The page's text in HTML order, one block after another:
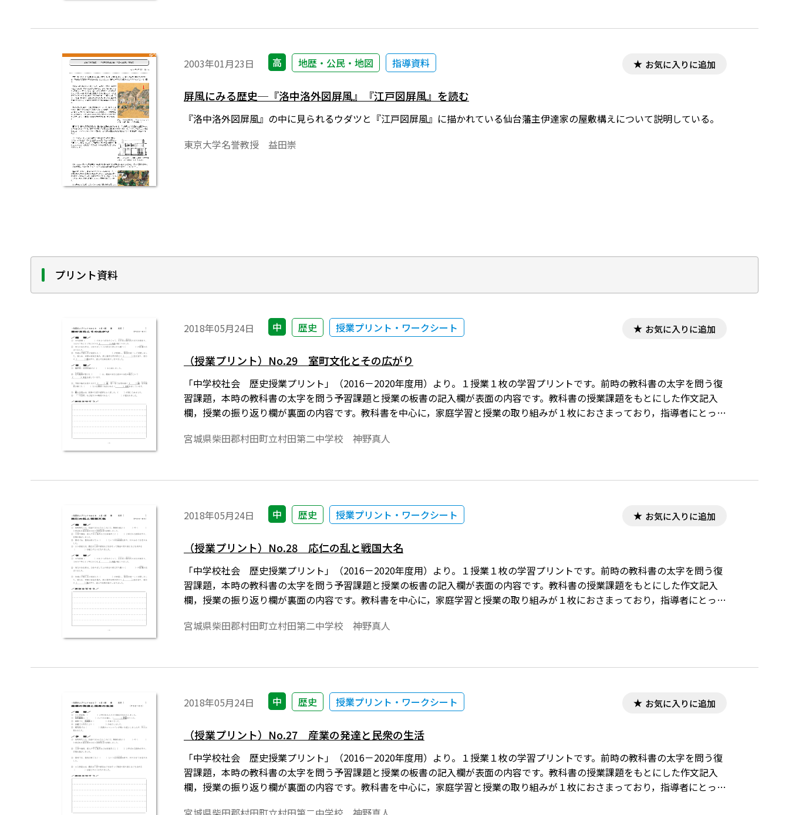
2003年01月23日 高 地歴・公民・地図 指導資料 お気に入りに追加
屏風にみる歴史─『洛中洛外図屏風』『江戸図屏風』を読む
『洛中洛外図屏風』の中に見られるウダツと『江戸図屏風』に描かれている仙台藩主伊達家の屋敷構えについて説明している。
東京大学名誉教授 益田崇
プリント資料
2018年05月24日 中 歴史 授業プリント・ワークシート お気に入りに追加
（授業プリント）No.29 室町文化とその広がり
「中学校社会 歴史授業プリント」（2016－2020年度用）より。１授業１枚の学習プリントです。前時の教科書の太字を問う復
習課題，本時の教科書の太字を問う予習課題と授業の板書の記入欄が表面の内容です。教科書の授業課題をもとにした作文記入
欄，授業の振り返り欄が裏面の内容です。教科書を中心に，家庭学習と授業の取り組みが１枚におさまっており，指導者にとって
宮城県柴田郡村田町立村田第二中学校 神野真人
2018年05月24日 中 歴史 授業プリント・ワークシート お気に入りに追加
（授業プリント）No.28 応仁の乱と戦国大名
「中学校社会 歴史授業プリント」（2016－2020年度用）より。１授業１枚の学習プリントです。前時の教科書の太字を問う復
習課題，本時の教科書の太字を問う予習課題と授業の板書の記入欄が表面の内容です。教科書の授業課題をもとにした作文記入
欄，授業の振り返り欄が裏面の内容です。教科書を中心に，家庭学習と授業の取り組みが１枚におさまっており，指導者にとって
宮城県柴田郡村田町立村田第二中学校 神野真人
2018年05月24日 中 歴史 授業プリント・ワークシート お気に入りに追加
（授業プリント）No.27 産業の発達と民衆の生活
「中学校社会 歴史授業プリント」（2016－2020年度用）より。１授業１枚の学習プリントです。前時の教科書の太字を問う復
習課題，本時の教科書の太字を問う予習課題と授業の板書の記入欄が表面の内容です。教科書の授業課題をもとにした作文記入
欄，授業の振り返り欄が裏面の内容です。教科書を中心に，家庭学習と授業の取り組みが１枚におさまっており，指導者にとって